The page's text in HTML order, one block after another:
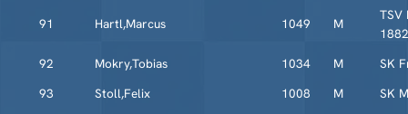
91 Hartl,Marcus 1049 M
TSV
1882
92
Mokry,Tobias 1034 M
SK
93
Stoll,Felix 1008 M SK